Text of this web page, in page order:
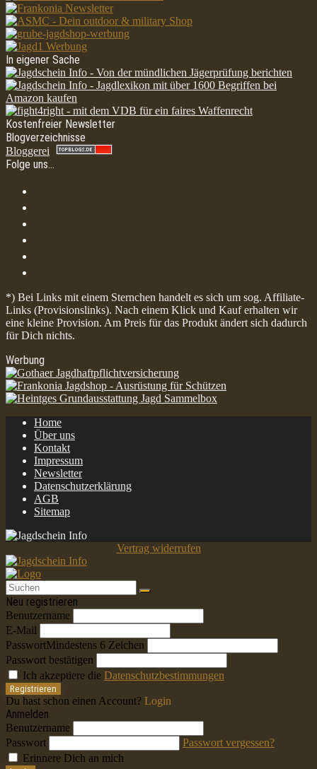
In eigener Sache
Kostenfreier Newsletter
Blogverzeichnisse
Bloggerei
Folge uns…
*) Bei Links mit einem Sternchen handelt es sich um sog. Affiliate-
Links (Provisionslinks). Nach einem Klick und Kauf erhalten wir
eine kleine Provision. Am Preis für das Produkt ändert sich dadurch
für Dich nichts.
Werbung
Home
Über uns
Kontakt
Impressum
Newsletter
Datenschutzerklärung
AGB
Sitemap
Vertrag widerrufen
Neu registrieren
Benutzername
E-Mail
PasswortMindestens 6 Zeichen
Passwort bestätigen
Ich akzeptiere die Datenschutzbestimmungen
Registrieren
Du hast schon einen Account? Login
Anmelden
Benutzername
Passwort
Passwort vergessen?
Erinnere Dich an mich